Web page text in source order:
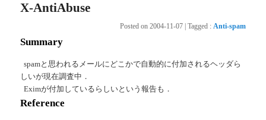
X-AntiAbuse
Posted on 2004-11-07 Tagged : Anti-spam
Summary
spamと思われるメールにどこかで自動的に付加されるヘッダら
しいが現在調査中．
Eximが付加しているらしいという報告も．
Reference